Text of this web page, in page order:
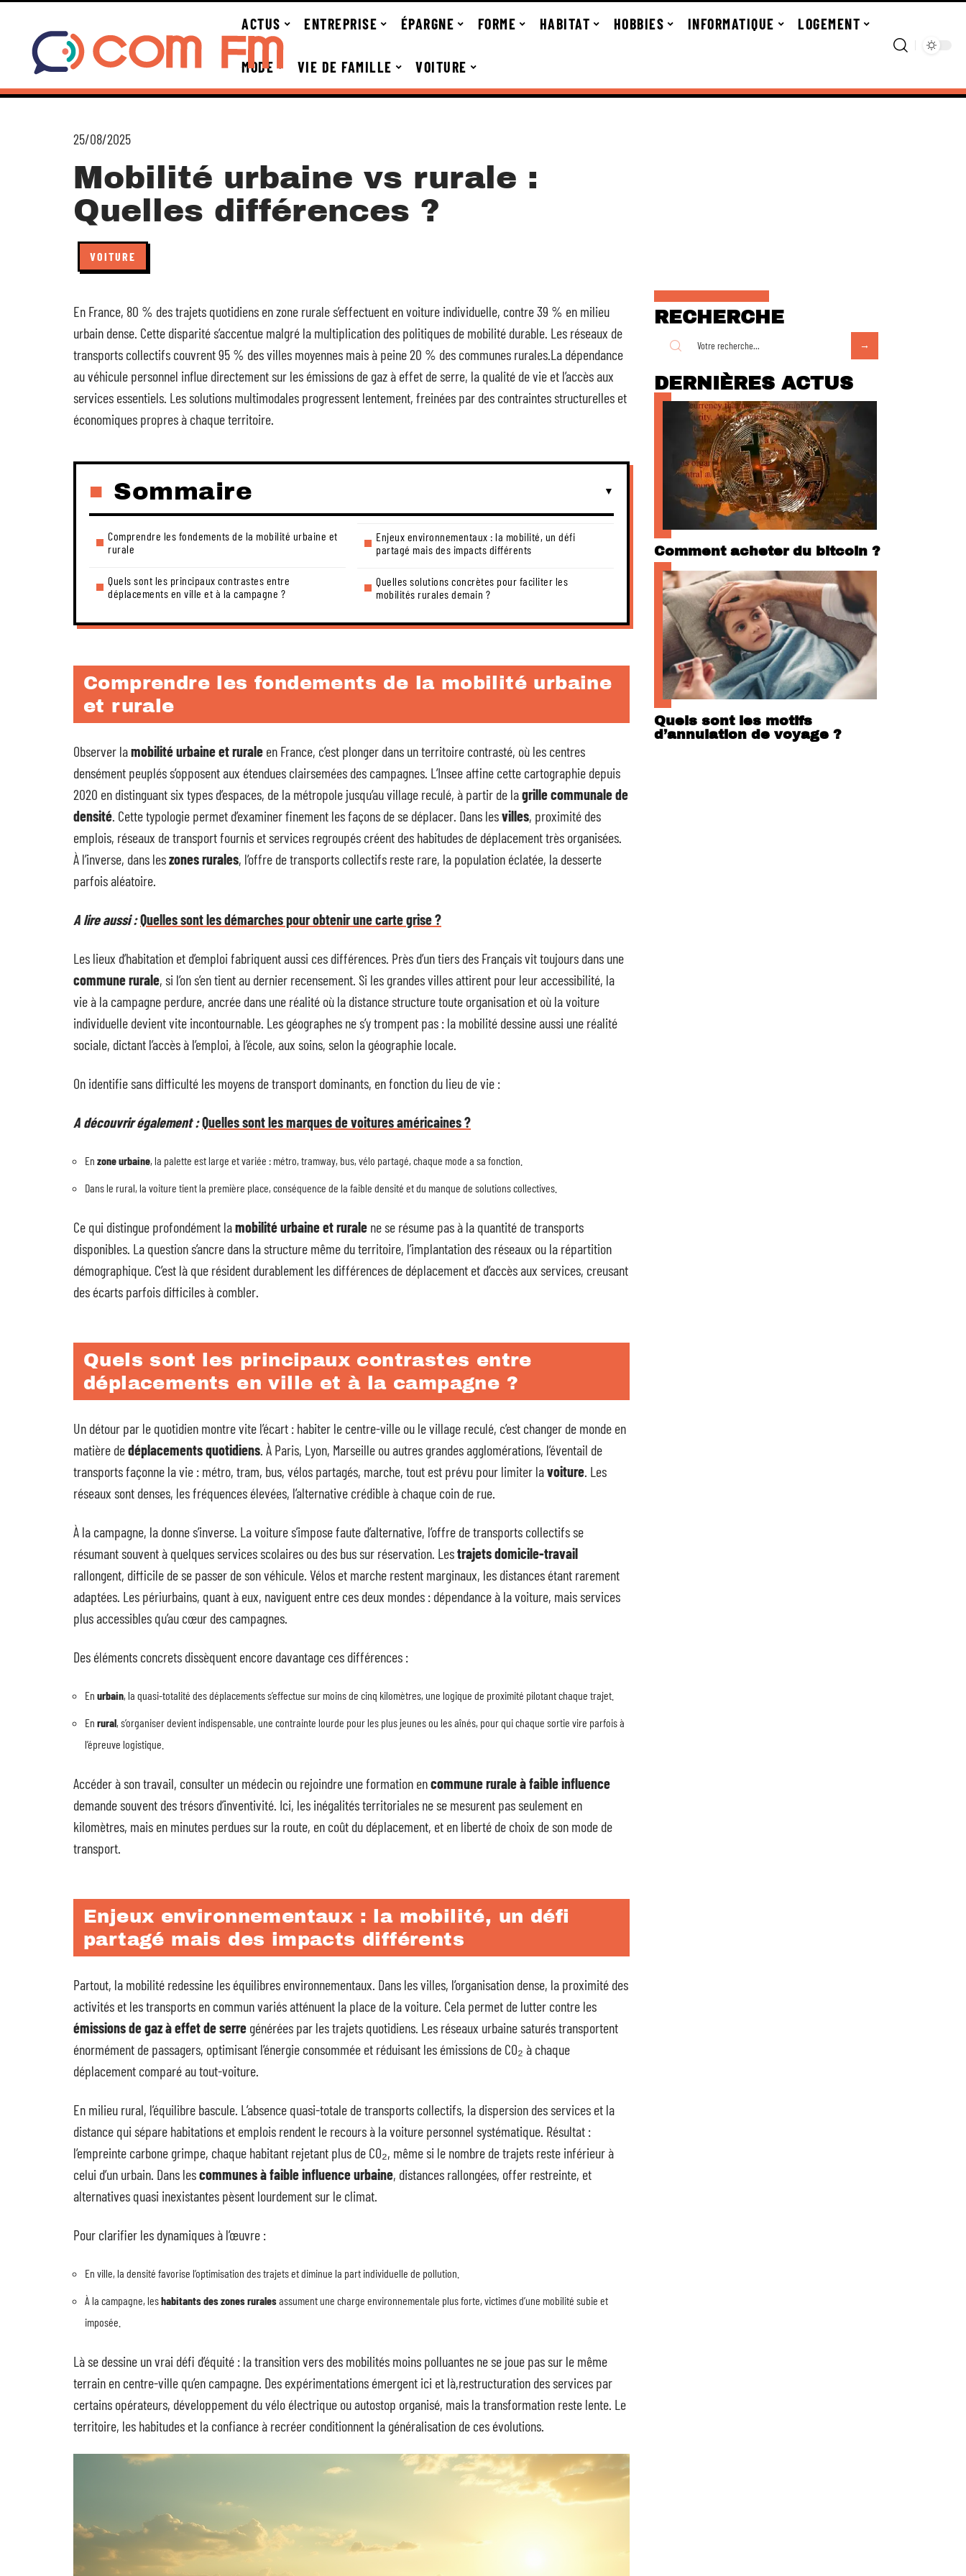
ACTUS ENTREPRISE ÉPARGNE FORME HABITAT HOBBIES INFORMATIQUE LOGEMENT
MODE VIE DE FAMILLE VOITURE
25/08/2025
Mobilité urbaine vs rurale :
Quelles différences ?
VOITURE
En France, 80 % des trajets quotidiens en zone rurale s’effectuent en voiture individuelle, contre 39 % en milieu
urbain dense. Cette disparité s’accentue malgré la multiplication des politiques de mobilité durable. Les réseaux de
transports collectifs couvrent 95 % des villes moyennes mais à peine 20 % des communes rurales.La dépendance
au véhicule personnel influe directement sur les émissions de gaz à effet de serre, la qualité de vie et l’accès aux
services essentiels. Les solutions multimodales progressent lentement, freinées par des contraintes structurelles et
économiques propres à chaque territoire.
Sommaire
Comprendre les fondements de la mobilité urbaine et
rurale
Quels sont les principaux contrastes entre
déplacements en ville et à la campagne ?
Enjeux environnementaux : la mobilité, un défi
partagé mais des impacts différents
Quelles solutions concrètes pour faciliter les
mobilités rurales demain ?
Comprendre les fondements de la mobilité urbaine
et rurale
Observer lamobilité urbaine et rurale en France, c’est plonger dans un territoire contrasté, où les centres
densément peuplés s’opposent aux étendues clairsemées des campagnes. L’Insee affine cette cartographie depuis
2020 en distinguant six types d’espaces, de la métropole jusqu’au village reculé, à partir de lagrille communale de
densité. Cette typologie permet d’examiner finement les façons de se déplacer. Dans lesvilles, proximité des
emplois, réseaux de transport fournis et services regroupés créent des habitudes de déplacement très organisées.
À l’inverse, dans leszones rurales, l’offre de transports collectifs reste rare, la population éclatée, la desserte
parfois aléatoire.
A lire aussi :Quelles sont les démarches pour obtenir une carte grise ?
Les lieux d’habitation et d’emploi fabriquent aussi ces différences. Près d’un tiers des Français vit toujours dans une
commune rurale, si l’on s’en tient au dernier recensement. Si les grandes villes attirent pour leur accessibilité, la
vie à la campagne perdure, ancrée dans une réalité où la distance structure toute organisation et où la voiture
individuelle devient vite incontournable. Les géographes ne s’y trompent pas : la mobilité dessine aussi une réalité
sociale, dictant l’accès à l’emploi, à l’école, aux soins, selon la géographie locale.
On identifie sans difficulté les moyens de transport dominants, en fonction du lieu de vie :
A découvrir également :Quelles sont les marques de voitures américaines ?
En zone urbaine, la palette est large et variée : métro, tramway, bus, vélo partagé, chaque mode a sa fonction.
Dans le rural, la voiture tient la première place, conséquence de la faible densité et du manque de solutions collectives.
Ce qui distingue profondément lamobilité urbaine et rurale ne se résume pas à la quantité de transports
disponibles. La question s’ancre dans la structure même du territoire, l’implantation des réseaux ou la répartition
démographique. C’est là que résident durablement les différences de déplacement et d’accès aux services, creusant
des écarts parfois difficiles à combler.
Quels sont les principaux contrastes entre
déplacements en ville et à la campagne ?
Un détour par le quotidien montre vite l’écart : habiter le centre-ville ou le village reculé, c’est changer de monde en
matière dedéplacements quotidiens. À Paris, Lyon, Marseille ou autres grandes agglomérations, l’éventail de
transports façonne la vie : métro, tram, bus, vélos partagés, marche, tout est prévu pour limiter lavoiture. Les
réseaux sont denses, les fréquences élevées, l’alternative crédible à chaque coin de rue.
À la campagne, la donne s’inverse. La voiture s’impose faute d’alternative, l’offre de transports collectifs se
résumant souvent à quelques services scolaires ou des bus sur réservation. Lestrajets domicile-travail
rallongent, difficile de se passer de son véhicule. Vélos et marche restent marginaux, les distances étant rarement
adaptées. Les périurbains, quant à eux, naviguent entre ces deux mondes : dépendance à la voiture, mais services
plus accessibles qu’au cœur des campagnes.
Des éléments concrets dissèquent encore davantage ces différences :
En urbain, la quasi-totalité des déplacements s’effectue sur moins de cinq kilomètres, une logique de proximité pilotant chaque trajet.
En rural, s’organiser devient indispensable, une contrainte lourde pour les plus jeunes ou les aînés, pour qui chaque sortie vire parfois à
l’épreuve logistique.
Accéder à son travail, consulter un médecin ou rejoindre une formation encommune rurale à faible influence
demande souvent des trésors d’inventivité. Ici, les inégalités territoriales ne se mesurent pas seulement en
kilomètres, mais en minutes perdues sur la route, en coût du déplacement, et en liberté de choix de son mode de
transport.
Enjeux environnementaux : la mobilité, un défi
partagé mais des impacts différents
Partout, la mobilité redessine les équilibres environnementaux. Dans les villes, l’organisation dense, la proximité des
activités et les transports en commun variés atténuent la place de la voiture. Cela permet de lutter contre les
émissions de gaz à effet de serre générées par les trajets quotidiens. Les réseaux urbaine saturés transportent
énormément de passagers, optimisant l’énergie consommée et réduisant les émissions de CO₂ à chaque
déplacement comparé au tout-voiture.
En milieu rural, l’équilibre bascule. L’absence quasi-totale de transports collectifs, la dispersion des services et la
distance qui sépare habitations et emplois rendent le recours à la voiture personnel systématique. Résultat :
l’empreinte carbone grimpe, chaque habitant rejetant plus de CO₂, même si le nombre de trajets reste inférieur à
celui d’un urbain. Dans lescommunes à faible influence urbaine, distances rallongées, offer restreinte, et
alternatives quasi inexistantes pèsent lourdement sur le climat.
Pour clarifier les dynamiques à l’œuvre :
En ville, la densité favorise l’optimisation des trajets et diminue la part individuelle de pollution.
À la campagne, leshabitants des zones ruralesassument une charge environnementale plus forte, victimes d’une mobilité subie et
imposée.
Là se dessine un vrai défi d’équité : la transition vers des mobilités moins polluantes ne se joue pas sur le même
terrain en centre-ville qu’en campagne. Des expérimentations émergent ici et là,restructuration des services par
certains opérateurs, développement du vélo électrique ou autostop organisé, mais la transformation reste lente. Le
territoire, les habitudes et la confiance à recréer conditionnent la généralisation de ces évolutions.
RECHERCHE
DERNIÈRES ACTUS
Comment acheter du bitcoin ?
Quels sont les motifs
d’annulation de voyage ?